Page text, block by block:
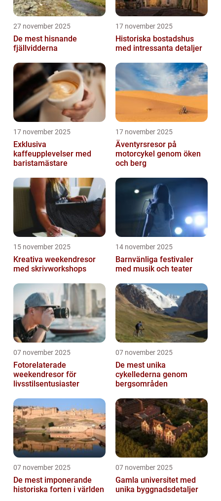
27 november 2025
De mest hisnande
fjällvidderna
17 november 2025
Historiska bostadshus
med intressanta detaljer
17 november 2025
Exklusiva
kaffeupplevelser med
baristamästare
17 november 2025
Äventyrsresor på
motorcykel genom öken
och berg
15 november 2025
Kreativa weekendresor
med skrivworkshops
14 november 2025
Barnvänliga festivaler
med musik och teater
07 november 2025
Fotorelaterade
weekendresor för
livsstilsentusiaster
07 november 2025
De mest unika
cykellederna genom
bergsområden
07 november 2025
De mest imponerande
historiska forten i världen
07 november 2025
Gamla universitet med
unika byggnadsdetaljer